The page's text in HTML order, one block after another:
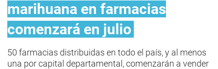
marihuana en farmacias
comenzará en julio
50 farmacias distribuidas en todo el país, y al menos
una por capital departamental, comenzarán a vender